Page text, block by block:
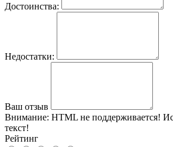
Достоинства:
Недостатки:
Ваш отзыв
Внимание: HTML не поддерживается!
текст!
Рейтинг